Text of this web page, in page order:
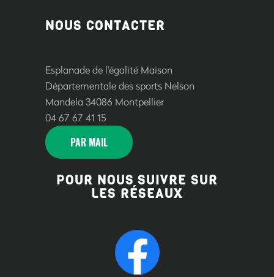
NOUS CONTACTER
Esplanade de l'égalité Maison
Départementale des sports Nelson
Mandela 34086 Montpellier
04 67 67 41 15
PAR MAIL
POUR NOUS SUIVRE SUR
LES RÉSEAUX